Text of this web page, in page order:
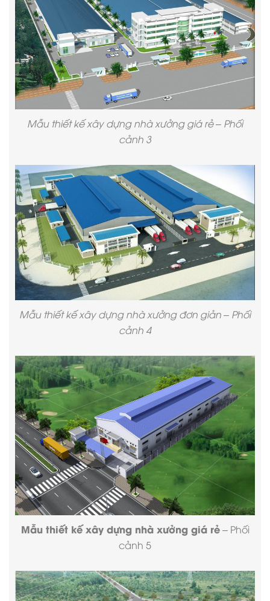
Mẫu thiết kế xây dựng nhà xưởng giá rẻ – Phối
cảnh 3
Mẫu thiết kế xây dựng nhà xưởng đơn giản – Phối
cảnh 4
Mẫu thiết kế xây dựng nhà xưởng giá rẻ– Phối
cảnh 5